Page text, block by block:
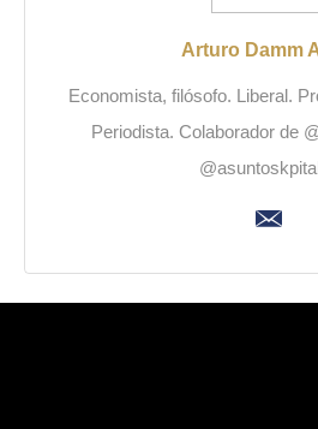
Arturo Damm
Economista, filósofo. Liberal.
Periodista. Colaborador de